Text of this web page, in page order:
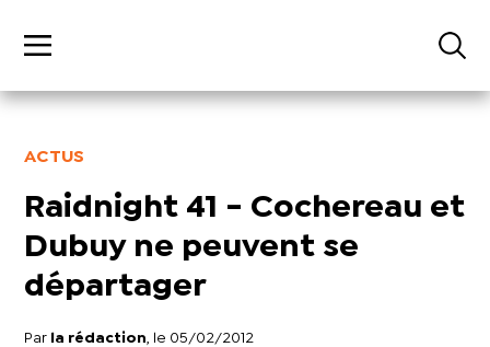
ACTUS
Raidnight 41 - Cochereau et
Dubuy ne peuvent se
départager
Par la rédaction , le 05/02/2012